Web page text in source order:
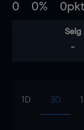
0 0% 0pkt
Selg
-
1D 3D